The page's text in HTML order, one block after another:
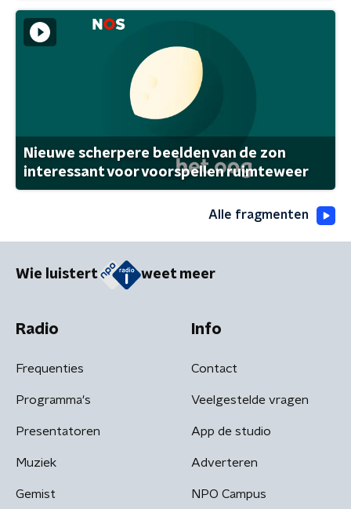
Nieuwe scherpere beelden van de zon
interessant voor voorspellen ruimteweer
Alle fragmenten
Wie luistert weet meer
Radio
Frequenties
Programma's
Presentatoren
Muziek
Gemist
Info
Contact
Veelgestelde vragen
App de studio
Adverteren
NPO Campus